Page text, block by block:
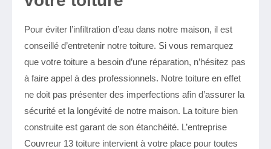
Pour éviter l’infiltration d’eau dans notre maison, il est
conseillé d’entretenir notre toiture. Si vous remarquez
que votre toiture a besoin d’une réparation, n’hésitez pas
à faire appel à des professionnels. Notre toiture en effet
ne doit pas présenter des imperfections afin d’assurer la
sécurité et la longévité de notre maison. La toiture bien
construite est garant de son étanchéité. L’entreprise
Couvreur 13 toiture intervient à votre place pour toutes